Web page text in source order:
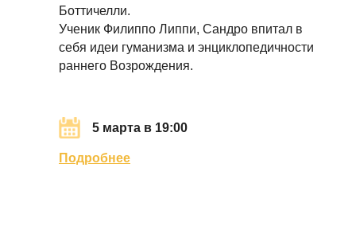
5 марта в 19:00
Боттичелли.
Ученик Филиппо Липпи, Сандро впитал в
себя идеи гуманизма и энциклопедичности
раннего Возрождения.
Подробнее